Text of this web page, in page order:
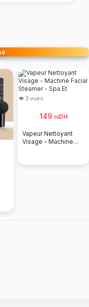
👁 3 vues
149 00DH
Vapeur Nettoyant
Visage - Machine